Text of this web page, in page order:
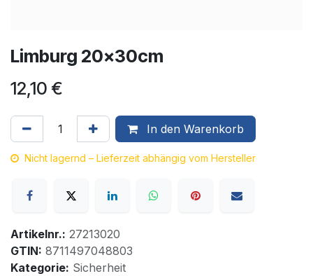
Limburg 20x30cm
12,10 €
In den Warenkorb
Nicht lagernd – Lieferzeit abhängig vom Hersteller
Artikelnr.: 27213020
GTIN: 8711497048803
Kategorie: Sicherheit